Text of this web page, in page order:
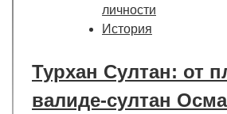
личности
История
Турхан Султан: от
валиде-султан